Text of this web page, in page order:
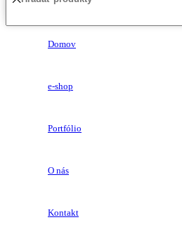
Začnite písať a zobrazia sa vám
Domov
e-shop
Portfólio
O nás
Kontakt